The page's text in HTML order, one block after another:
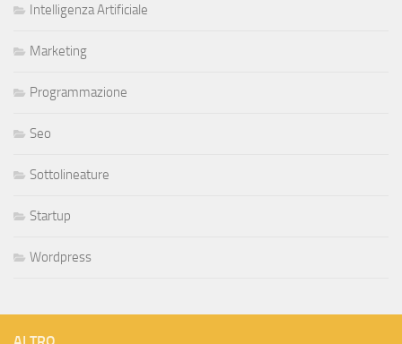
Intelligenza Artificiale
Marketing
Programmazione
Seo
Sottolineature
Startup
Wordpress
ALTRO